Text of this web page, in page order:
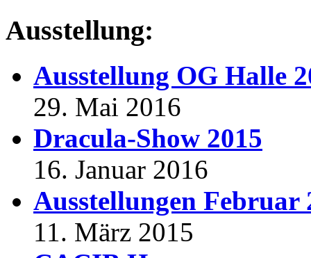
Ausstellung:
Ausstellung OG Halle
29. Mai 2016
Dracula-Show 2015
16. Januar 2016
Ausstellungen Februar
11. März 2015